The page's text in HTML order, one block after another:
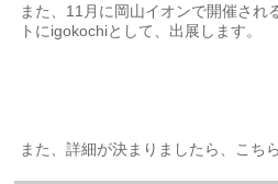
また、11月に岡山イオンで開催され
トにigokochiとして、出展します。
また、詳細が決まりましたら、こち